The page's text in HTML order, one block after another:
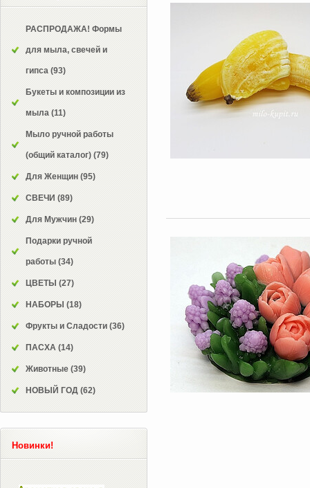
РАСПРОДАЖА! Формы
для мыла, свечей и
гипса (93)
Букеты и композиции из
мыла (11)
Мыло ручной работы
(общий каталог) (79)
Для Женщин (95)
СВЕЧИ (89)
Для Мужчин (29)
Подарки ручной
работы (34)
ЦВЕТЫ (27)
НАБОРЫ (18)
Фрукты и Сладости (36)
ПАСХА (14)
Животные (39)
НОВЫЙ ГОД (62)
Новинки!